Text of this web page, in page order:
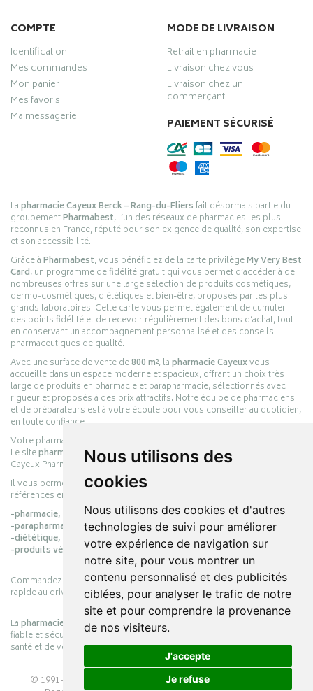
Nous utilisons des
cookies
Nous utilisons des cookies et d'autres
technologies de suivi pour améliorer
votre expérience de navigation sur
notre site, pour vous montrer un
contenu personnalisé et des publicités
ciblées, pour analyser le trafic de notre
site et pour comprendre la provenance
de nos visiteurs.
J'accepte
Je refuse
COMPTE
Identification
Mes commandes
Mon panier
Mes favoris
Ma messagerie
MODE DE LIVRAISON
Retrait en pharmacie
Livraison chez vous
Livraison chez un
commerçant
PAIEMENT SÉCURISÉ
Lapharmacie Cayeux Berck – Rang-du-Fliersfait désormais partie du
groupementPharmabest, l’un des réseaux de pharmacies les plus
reconnus en France, réputé pour son exigence de qualité, son expertise
et son accessibilité.
Grâce àPharmabest, vous bénéficiez de la carte privilègeMy Very Best
Card, un programme de fidélité gratuit qui vous permet d’accéder à de
nombreuses offres sur une large sélection de produits cosmétiques,
dermo-cosmétiques, diététiques et bien-être, proposés par les plus
grands laboratoires. Cette carte vous permet également de cumuler
des points fidélité et de recevoir régulièrement des bons d’achat, tout
en conservant un accompagnement personnalisé et des conseils
pharmaceutiques de qualité.
Avec une surface de vente de800 m², lapharmacie Cayeuxvous
accueille dans un espace moderne et spacieux, offrant un choix très
large de produits en pharmacie et parapharmacie, sélectionnés avec
rigueur et proposés à des prix attractifs. Notre équipe de pharmaciens
et de préparateurs est à votre écoute pour vous conseiller au quotidien,
en toute confiance.
Votre pharmacie en ligne :
Le sitepharmacie-cayeux.frest le prolongement digital de la pharmacie
Cayeux Pharmabest Berck-sur-Mer – Rang-du-Fliers.
Il vous permet de réaliser vos achats en ligne parmi des milliers de
références en :
-pharmacie,
-parapharmacie,
-diététique,
-produits vétérinaires.
Commandez simplement vos produits en ligne et choisissez le retrait
rapide au drive ou la livraison à domicile, en toute simplicité.
Lapharmacie Cayeuxs’engage à vous offrir une expérience pratique,
fiable et sécurisée, en officine comme en ligne, au service de votre
santé et de votre bien-être.
© 1991-2026 PHARMACIE CAYEUX– Tous droits réservés –